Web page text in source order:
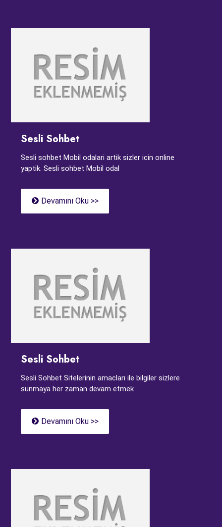
Sesli Sohbet
Sesli sohbet Mobil odalari artik sizler icin online
yaptik. Sesli sohbet Mobil odal
Devamını Oku >>
Sesli Sohbet
Sesli Sohbet Sitelerinin amacları ile bilgiler sizlere
sunmaya her zaman devam etmek
Devamını Oku >>